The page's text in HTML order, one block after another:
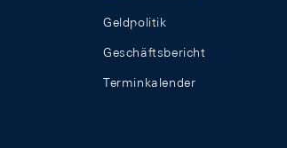
Geldpolitik
Geschäftsbericht
Terminkalender